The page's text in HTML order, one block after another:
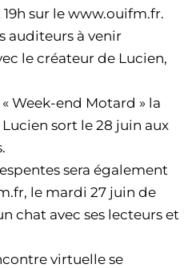
sur le www.ouifm.fr.
auditeurs à venir
le créateur de Lucien,
Week-end Motard » la
sort le 28 juin aux
sera également
le mardi 27 juin de
chat avec ses lecteurs et
virtuelle se